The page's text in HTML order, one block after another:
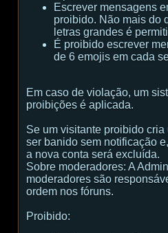
Escrever mensagens
proibido. Não mais do
letras grandes é
É proibido escrever
de 6 emojis em cada
Em caso de violação, um
proibições é aplicada.
Se um visitante proibido
ser banido sem notificação
a nova conta será excluída.
Sobre moderadores: A
moderadores são
ordem nos fóruns.
Proibido: